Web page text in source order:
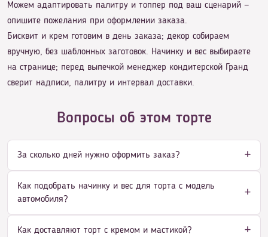
Можем адаптировать палитру и топпер под ваш сценарий —
опишите пожелания при оформлении заказа.
Бисквит и крем готовим в день заказа; декор собираем
вручную, без шаблонных заготовок. Начинку и вес выбираете
на странице; перед выпечкой менеджер кондитерской Гранд
сверит надписи, палитру и интервал доставки.
Вопросы об этом торте
За сколько дней нужно оформить заказ?
Как подобрать начинку и вес для торта с модель
автомобиля?
Как доставляют торт с кремом и мастикой?